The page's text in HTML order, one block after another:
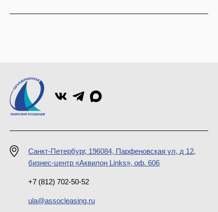
Санкт-Петербург, 196084, Парфеновская ул, д 12,
бизнес-центр «Аквилон Links», оф. 606
+7 (812) 702-50-52
ula@assocleasing.ru